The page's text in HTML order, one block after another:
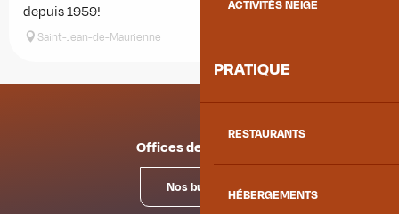
ACTIVITÉS NEIGE
PRATIQUE
RESTAURANTS
HÉBERGEMENTS
depuis 1959!
Saint-Jean-de-Maurienne
Offices de tourisme
Nos bureaux